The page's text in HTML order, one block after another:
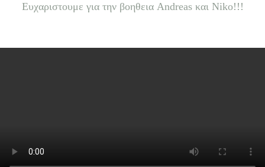
Ευχαριστουμε για την βοηθεια Andreas και Niko!!!